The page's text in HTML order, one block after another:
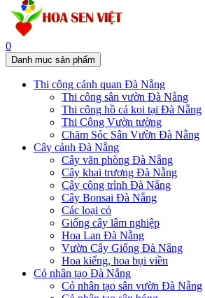
0
Danh mục sản phẩm
Thi công cảnh quan Đà Nẵng
Thi công sân vườn Đà Nẵng
Thi công hồ cá koi tại Đà Nẵng
Thi Công Vườn tường
Chăm Sóc Sân Vườn Đà Nẵng
Cây cảnh Đà Nẵng
Cây văn phòng Đà Nẵng
Cây khai trương Đà Nẵng
Cây công trình Đà Nẵng
Cây Bonsai Đà Nẵng
Các loại cỏ
Giống cây lâm nghiệp
Hoa Lan Đà Nẵng
Vườn Cây Giống Đà Nẵng
Hoa kiểng, hoa bụi viền
Cỏ nhân tạo Đà Nẵng
Cỏ nhân tạo sân vườn Đà Nẵng